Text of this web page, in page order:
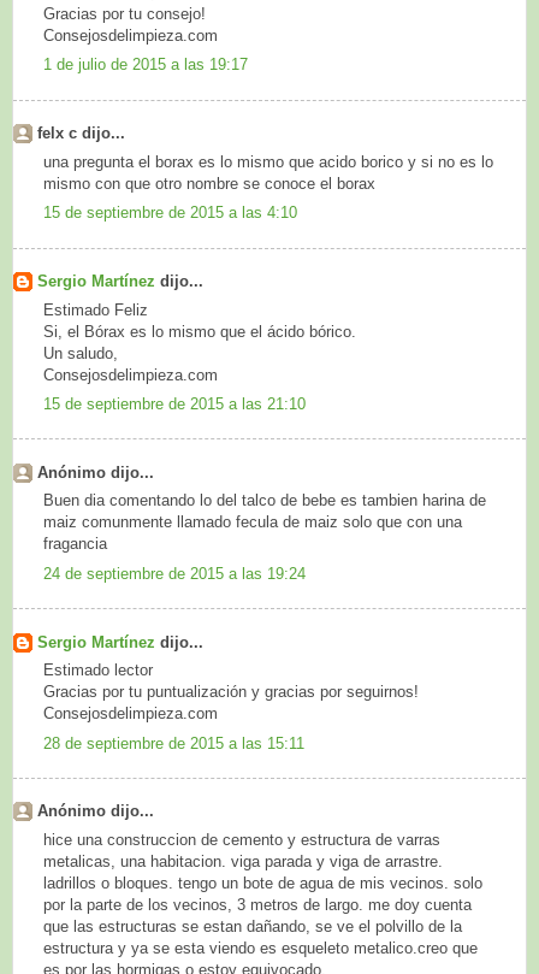
Gracias por tu consejo!
Consejosdelimpieza.com
1 de julio de 2015 a las 19:17
felx c dijo...
una pregunta el borax es lo mismo que acido borico y si no es lo
mismo con que otro nombre se conoce el borax
15 de septiembre de 2015 a las 4:10
Sergio Martínez dijo...
Estimado Feliz
Si, el Bórax es lo mismo que el ácido bórico.
Un saludo,
Consejosdelimpieza.com
15 de septiembre de 2015 a las 21:10
Anónimo dijo...
Buen dia comentando lo del talco de bebe es tambien harina de
maiz comunmente llamado fecula de maiz solo que con una
fragancia
24 de septiembre de 2015 a las 19:24
Sergio Martínez dijo...
Estimado lector
Gracias por tu puntualización y gracias por seguirnos!
Consejosdelimpieza.com
28 de septiembre de 2015 a las 15:11
Anónimo dijo...
hice una construccion de cemento y estructura de varras
metalicas, una habitacion. viga parada y viga de arrastre.
ladrillos o bloques. tengo un bote de agua de mis vecinos. solo
por la parte de los vecinos, 3 metros de largo. me doy cuenta
que las estructuras se estan dañando, se ve el polvillo de la
estructura y ya se esta viendo es esqueleto metalico.creo que
es por las hormigas o estoy equivocado.